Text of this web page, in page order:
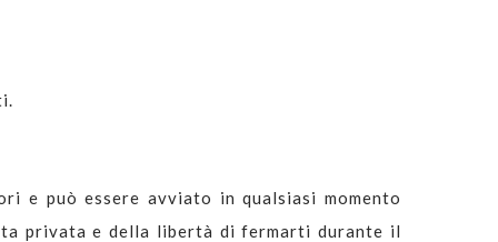
e può essere avviato in qualsiasi momento
privata e della libertà di fermarti durante il